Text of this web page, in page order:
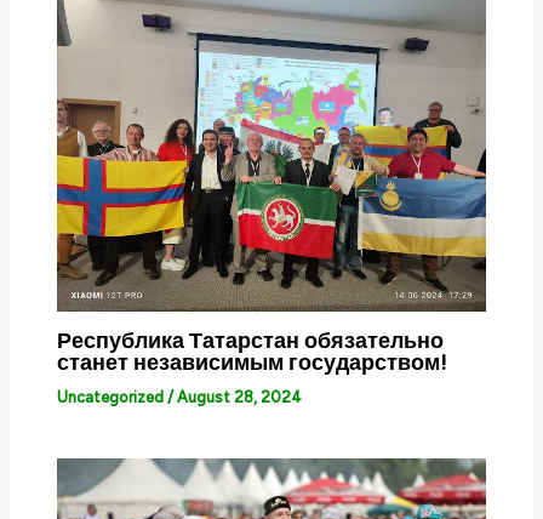
Республика Татарстан обязательно
станет независимым государством!
Uncategorized /August 28, 2024